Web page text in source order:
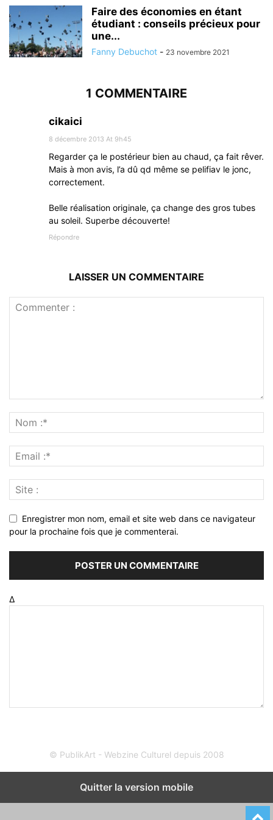
Faire des économies en étant
étudiant : conseils précieux pour
une...
Fanny Debuchot - 23 novembre 2021
1 COMMENTAIRE
cikaici
8 décembre 2013 At 9h45
Regarder ça le postérieur bien au chaud, ça fait rêver.
Mais à mon avis, l’a dû qd même se pelifiav le jonc,
correctement.
Belle réalisation originale, ça change des gros tubes
au soleil. Superbe découverte!
Répondre
LAISSER UN COMMENTAIRE
Enregistrer mon nom, email et site web dans ce navigateur
pour la prochaine fois que je commenterai.
Δ
© PublikArt - Webzine Culturel depuis 2008
Quitter la version mobile